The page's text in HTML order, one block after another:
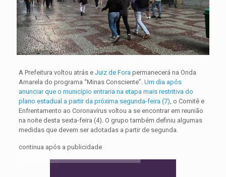
A Prefeitura voltou atrás e Juiz de Fora permanecerá na Onda
Amarela do programa “Minas Consciente”. Um dia após
anunciar que o município entraria na etapa mais restritiva do
plano estadual a partir da próxima segunda-feira (7) , o Comitê e
Enfrentamento ao Coronavírus voltou a se encontrar em reunião
na noite desta sexta-feira (4). O grupo também definiu algumas
medidas que devem ser adotadas a partir de segunda.
continua após a publicidade